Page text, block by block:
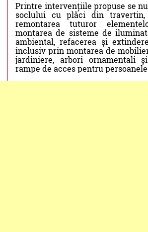
Printre intervențiile propuse se
soclului cu plăci din travertin,
remontarea tuturor
montarea de sisteme de
ambiental, refacerea și
inclusiv prin montarea de
jardiniere, arbori ornamentali
rampe de acces pentru